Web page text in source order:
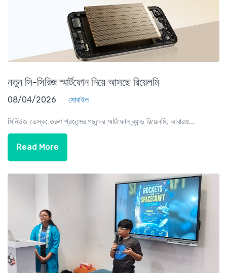
নতুন সি-সিরিজ স্মার্টফোন নিয়ে আসছে রিয়েলমি
08/04/2026 মোবাইল
সিনিউজ ডেস্ক: তরুণ প্রজন্মের পছন্দের স্মার্টফোন ব্র্যান্ড রিয়েলমি, আবারও...
Read More